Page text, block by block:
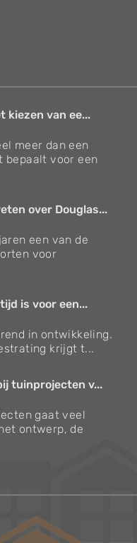
kiezen van ee...
meer dan een
bepaalt voor een
over Douglas...
een van de
voor
is voor een...
in ontwikkeling.
krijgt t...
tuinprojecten v...
gaat veel
ontwerp, de
en planten